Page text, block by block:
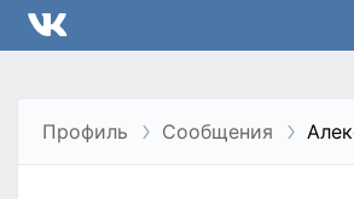
Профиль Сообщения